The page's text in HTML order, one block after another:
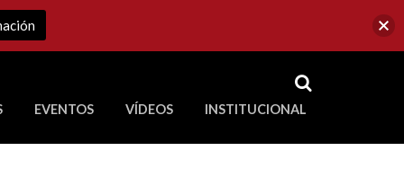
RSS
EVENTOS VÍDEOS INSTITUCIONAL